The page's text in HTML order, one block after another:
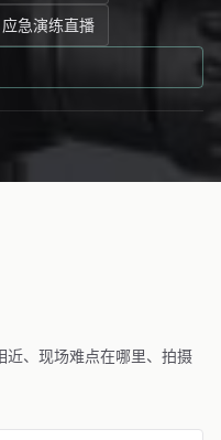
应急演练直播
近、现场难点在哪里、拍摄